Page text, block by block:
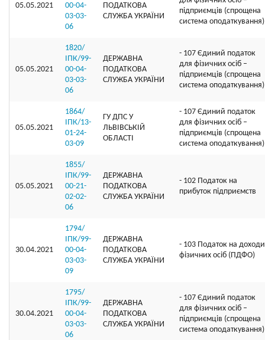
05.05.2021
00-04-
03-03-
06
ПОДАТКОВА
СЛУЖБА УКРАЇНИ
підприємців (спрощена
система оподаткування)
05.05.2021
1820/
ІПК/99-
00-04-
03-03-
06
ДЕРЖАВНА
ПОДАТКОВА
СЛУЖБА УКРАЇНИ
- 107 Єдиний податок
для фізичних осіб –
підприємців (спрощена
система оподаткування)
05.05.2021
1864/
ІПК/13-
01-24-
03-09
ГУ ДПС У
ЛЬВІВСЬКІЙ
ОБЛАСТІ
- 107 Єдиний податок
для фізичних осіб –
підприємців (спрощена
система оподаткування)
05.05.2021
1855/
ІПК/99-
00-21-
02-02-
06
ДЕРЖАВНА
ПОДАТКОВА
СЛУЖБА УКРАЇНИ
- 102 Податок на
прибуток підприємств
30.04.2021
1794/
ІПК/99-
00-04-
03-03-
09
ДЕРЖАВНА
ПОДАТКОВА
СЛУЖБА УКРАЇНИ
- 103 Податок на доходи
фізичних осіб (ПДФО)
30.04.2021
1795/
ІПК/99-
00-04-
03-03-
06
ДЕРЖАВНА
ПОДАТКОВА
СЛУЖБА УКРАЇНИ
- 107 Єдиний податок
для фізичних осіб –
підприємців (спрощена
система оподаткування)